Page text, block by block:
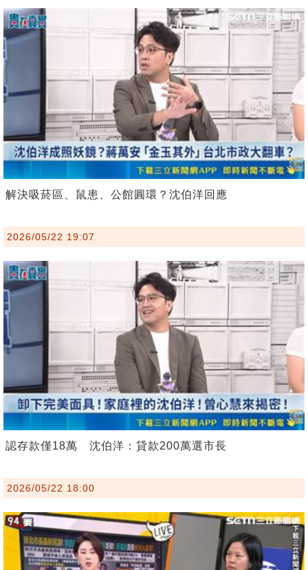
解決吸菸區、鼠患、公館圓環？沈伯洋回應
2026/05/22 19:07
認存款僅18萬 沈伯洋：貸款200萬選市長
2026/05/22 18:00